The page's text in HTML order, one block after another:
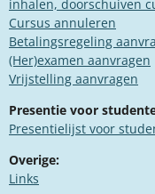
inhalen, doorschuiven
Cursus annuleren
Betalingsregeling
(Her)examen aanvragen​
Vrijstelling aanvragen
Presentie voor
Presentielijst voor
Overige:
Links​